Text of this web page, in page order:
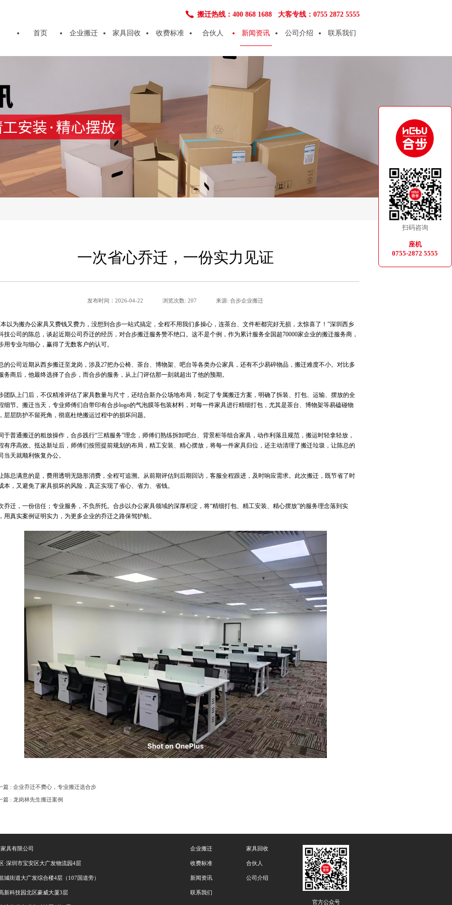
搬迁热线：400 868 1688 大客专线：0755 2872 5555
首页 企业搬迁 家具回收 收费标准 合伙人 新闻资讯 公司介绍 联系我们
扫码咨询
座机
0755-2872 5555
一次省心乔迁，一份实力见证
发布时间：2026-04-22 浏览次数: 207 来源: 合步企业搬迁
以为搬办公家具又费钱又费力，没想到合步一站式搞定，全程不用我们多操心，连茶台、文件柜都完好无损，太惊喜了！ ”深圳西乡
技公司的陈总，谈起近期公司乔迁的经历，对合步搬迁服务赞不绝口。这不是个例，作为累计服务全国超70000家企业的搬迁服务商，
用专业与细心，赢得了无数客户的认可。
的公司近期从西乡搬迁至龙岗，涉及27把办公椅、茶台、博物架、吧台等各类办公家具，还有不少易碎物品，搬迁难度不小。对比多
务商后，他最终选择了合步，而合步的服务，从上门评估那一刻就超出了他的预期。
团队上门后，不仅精准评估了家具数量与尺寸，还结合新办公场地布局，制定了专属搬迁方案，明确了拆装、打包、运输、摆放的全
细节。搬迁当天，专业师傅们自带印有合步logo的气泡膜等包装材料，对每一件家具进行精细打包，尤其是茶台、博物架等易磕碰物
层层防护不留死角，彻底杜绝搬运过程中的损坏问题。
于普通搬迁的粗放操作，合步践行“三精服务”理念，师傅们熟练拆卸吧台、背景柜等组合家具，动作利落且规范，搬运时轻拿轻放，
有序高效。抵达新址后，师傅们按照提前规划的布局，精工安装、精心摆放，将每一件家具归位，还主动清理了搬迁垃圾，让陈总的
当天就顺利恢复办公。
陈总满意的是，费用透明无隐形消费，全程可追溯。从前期评估到后期回访，客服全程跟进，及时响应需求。此次搬迁，既节省了时
本，又避免了家具损坏的风险，真正实现了省心、省力、省钱。
乔迁，一份信任；专业服务，不负所托。合步以办公家具领域的深厚积淀，将“精细打包、精工安装、精心摆放”的服务理念落到实
用真实案例证明实力，为更多企业的乔迁之路保驾护航。
篇 : 企业乔迁不费心，专业搬迁选合步
篇 : 龙岗林先生搬迁案例
具有限公司
·深圳市宝安区大广发物流园4层
城街道大广发综合楼4层（107国道旁）
新科技园北区豪威大厦3层
企业搬迁
收费标准
新闻资讯
联系我们
家具回收
合伙人
公司介绍
官方公众号